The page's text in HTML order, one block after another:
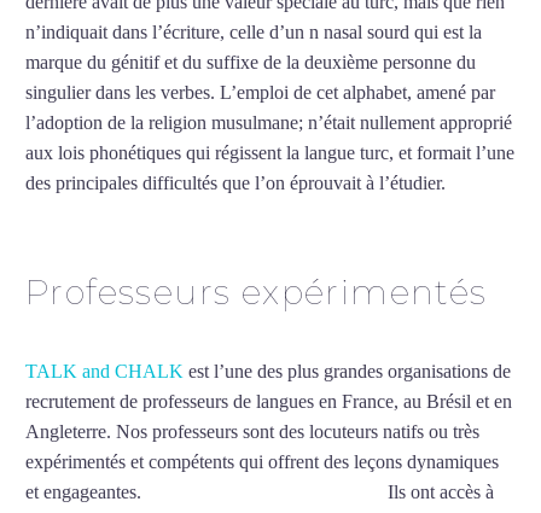
n’indiquait dans l’écriture, celle d’un n nasal sourd qui est la
marque du génitif et du suffixe de la deuxième personne du
singulier dans les verbes. L’emploi de cet alphabet, amené par
l’adoption de la religion musulmane; n’était nullement approprié
aux lois phonétiques qui régissent la langue turc, et formait l’une
des principales difficultés que l’on éprouvait à l’étudier.
Professeurs expérimentés
TALK and CHALK est l’une des plus grandes organisations de
recrutement de professeurs de langues en France, au Brésil et en
Angleterre. Nos professeurs sont des locuteurs natifs ou très
expérimentés et compétents qui offrent des leçons dynamiques
et engageantes.
Ils ont accès à